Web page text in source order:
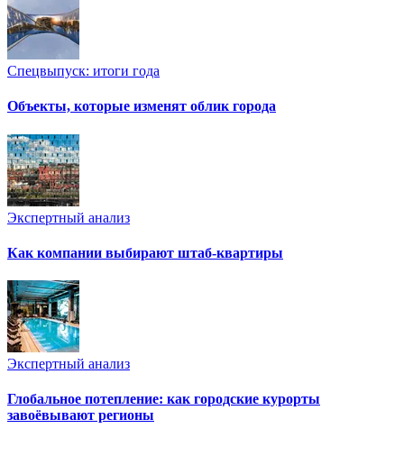
Спецвыпуск: итоги года
Объекты, которые изменят облик города
Экспертный анализ
Как компании выбирают штаб-квартиры
Экспертный анализ
Глобальное потепление: как городские курорты
завоёвывают регионы